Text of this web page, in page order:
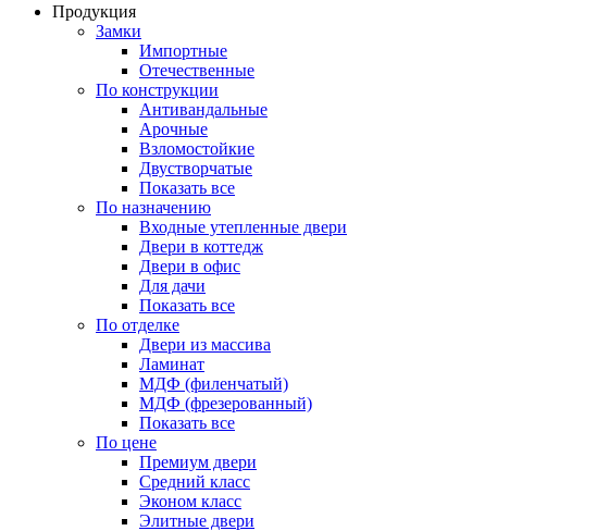
Продукция
Замки
Импортные
Отечественные
По конструкции
Антивандальные
Арочные
Взломостойкие
Двустворчатые
Показать все
По назначению
Входные утепленные двери
Двери в коттедж
Двери в офис
Для дачи
Показать все
По отделке
Двери из массива
Ламинат
МДФ (филенчатый)
МДФ (фрезерованный)
Показать все
По цене
Премиум двери
Средний класс
Эконом класс
Элитные двери